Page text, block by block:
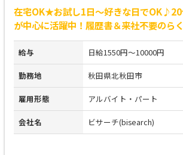
在宅OK★お試し1日～好きな日で
が中心に活躍中！履歴書＆来社不要のら
給与 日給1550円～10000円
勤務地 秋田県北秋田市
雇用形態 アルバイト・パート
会社名 ビサーチ(bisearch)